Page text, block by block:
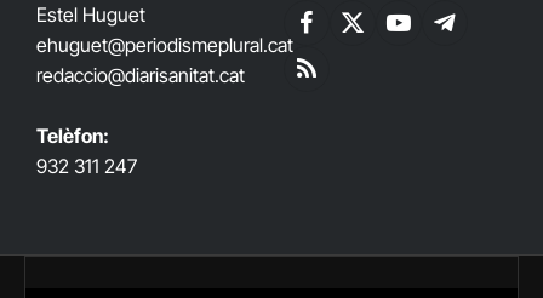
Estel Huguet
ehuguet@periodismeplural.cat
redaccio@diarisanitat.cat
Telèfon:
932 311 247
Facebook
X
YouTubeTelegram
RSS